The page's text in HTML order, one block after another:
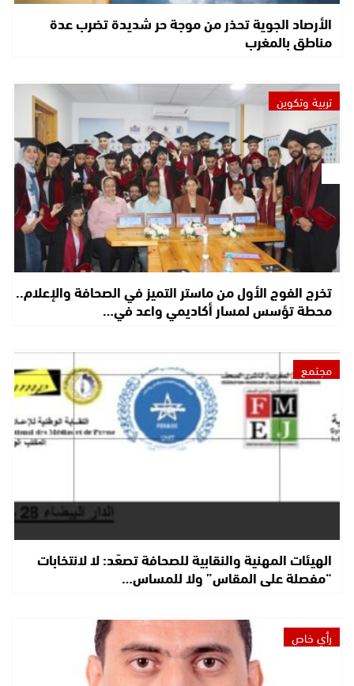
الأرصاد الجوية تحذر من موجة حر شديدة تضرب عدة
مناطق بالمغرب
تربية وتكوين
تخرج الفوج الأول من ماستر التميز في الصحافة والإعلام..
محطة تؤسس لمسار أكاديمي واعد في…
مجتمع
الهيئات المهنية والنقابية للصحافة تصعّد: لا لانتخابات
“مفصلة على المقاس” ولا للمساس…
رأي خاص